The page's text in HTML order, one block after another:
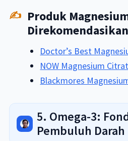
Produk
Direkomendasikan
Doctor’s Best
NOW Magnesium
Blackmores
5. Omega-3:
Pembuluh Darah